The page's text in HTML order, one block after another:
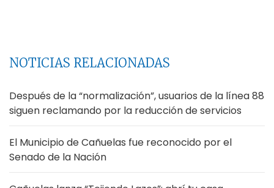
NOTICIAS RELACIONADAS
Después de la “normalización”, usuarios de la línea 88
siguen reclamando por la reducción de servicios
El Municipio de Cañuelas fue reconocido por el
Senado de la Nación